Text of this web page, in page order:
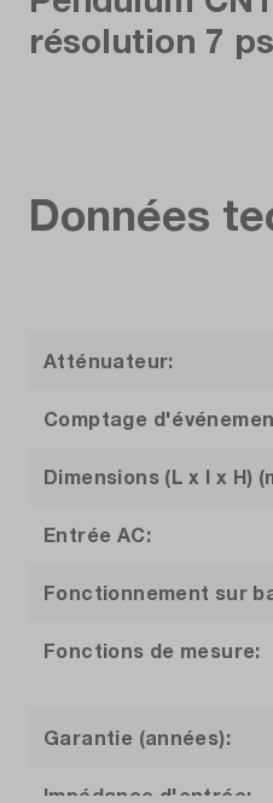
résolution 7
Données
Atténuateur:
Comptage
Dimensions (L x l x H)
Entrée AC:
Fonctionnement sur
Fonctions de mesure:
Garantie (années):
Impédance d'entrée: